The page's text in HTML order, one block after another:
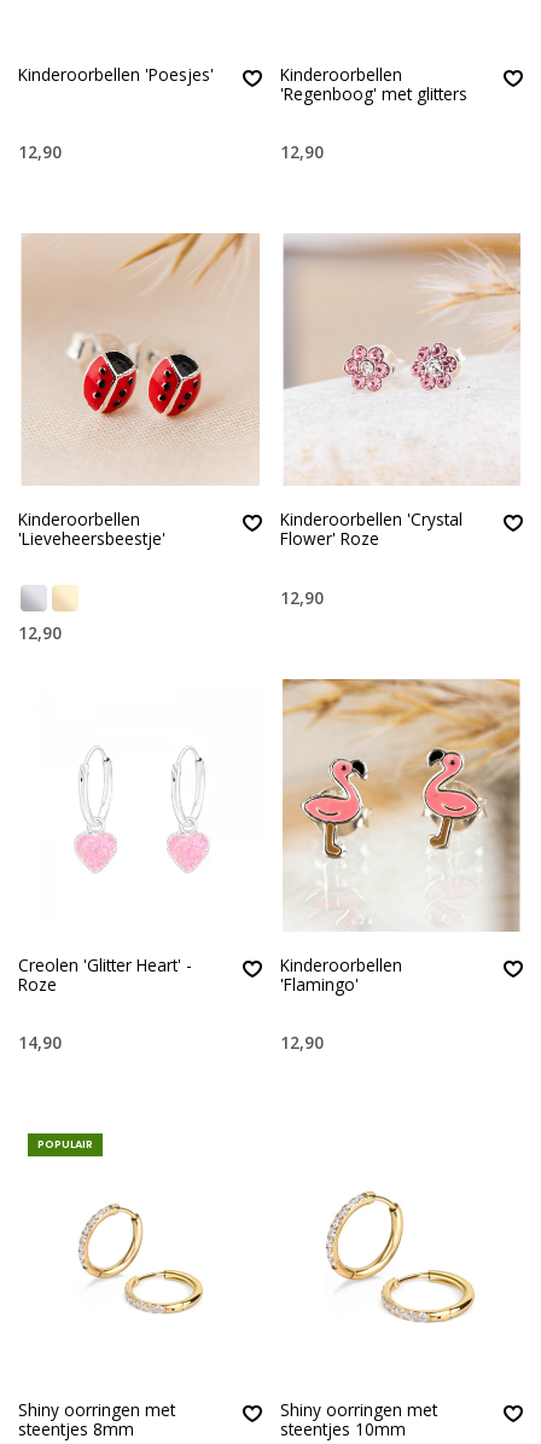
Kinderoorbellen 'Poesjes'
12,90
Kinderoorbellen
'Regenboog' met glitters
12,90
Kinderoorbellen
'Lieveheersbeestje'
12,90
Kinderoorbellen 'Crystal
Flower' Roze
12,90
Creolen 'Glitter Heart' -
Roze
14,90
Kinderoorbellen
'Flamingo'
12,90
POPULAIR
Shiny oorringen met
steentjes 8mm
Shiny oorringen met
steentjes 10mm